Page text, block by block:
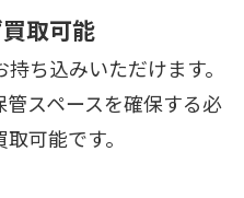
取可能
ち込みいただけます。
スペースを確保する必
可能です。